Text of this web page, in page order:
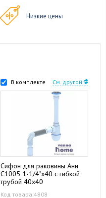
Низкие цены
В комплекте См. другой
Сифон для раковины Ани
С1005 1-1/4"x40 с гибкой
трубой 40x40
Код товара:4808